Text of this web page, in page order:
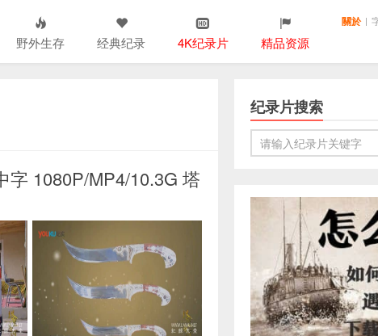
野外生存 经典纪录 4K纪录片 精品资源
關於 |
字 1080P/MP4/10.3G 塔
纪录片搜索